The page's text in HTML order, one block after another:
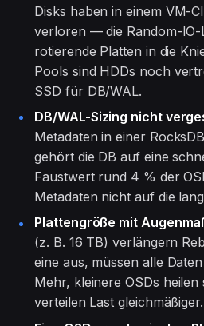
Disks haben in einem VM-
verloren — die Random-IO-
rotierende Platten in die
Pools sind HDDs noch
SSD für DB/WAL.
DB/WAL-Sizing nicht
Metadaten in einer
gehört die DB auf eine
Faustwert rund 4 % der
Metadaten nicht auf die
Plattengröße mit
(z. B. 16 TB) verlängern
eine aus, müssen alle
Mehr, kleinere OSDs
verteilen Last gleichmäßiger.